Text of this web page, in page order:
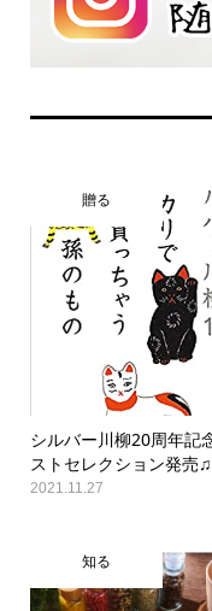
贈る
シルバー川柳20周年記
ストセレクション発売
2021.11.27
知る